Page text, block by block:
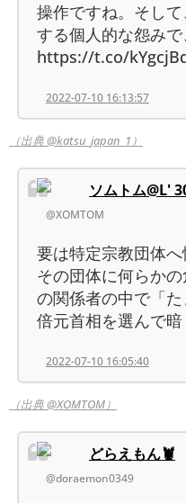
操作ですね。そし
する個人的な怨み
https://t.co/
2022-07-10 16:13:57
（出典 @katsu_japan_1）
ソムトム@L'
@XOMTOM
要は特定宗教団体へ
その団体に何らか
の関係者の中で「
倍元首相を選んで
2022-07-10 16:05:40
（出典 @XOMTOM）
どらえもん🦞
@doraemon0349